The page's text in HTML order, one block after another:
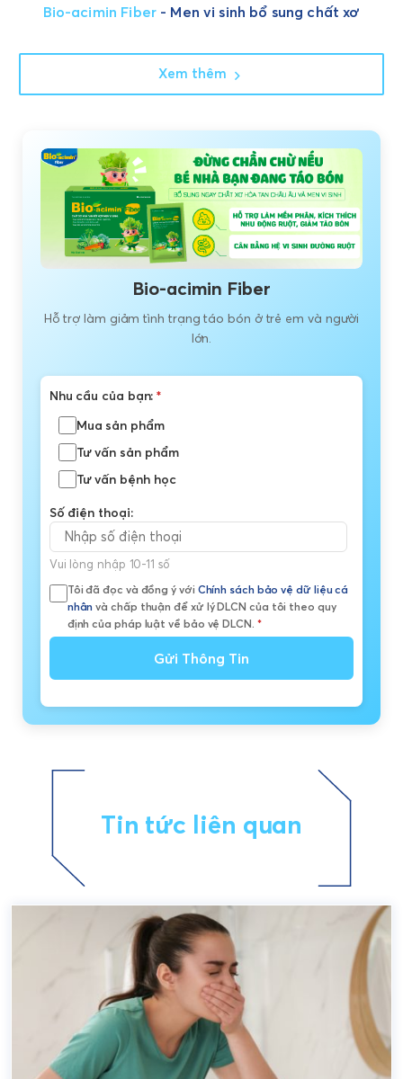
Bio-acimin Fiber- Men vi sinh bổ sung chất xơ
Xem thêm
Bio-acimin Fiber
Hỗ trợ làm giảm tình trạng táo bón ở trẻ em và người
lớn.
Nhu cầu của bạn:*
Mua sản phẩm
Tư vấn sản phẩm
Tư vấn bệnh học
Số điện thoại:
Vui lòng nhập 10-11 số
Tôi đã đọc và đồng ý với Chính sách bảo vệ dữ liệu cá
nhân và chấp thuận để xử lý DLCN của tôi theo quy
định của pháp luật về bảo vệ DLCN. *
Gửi Thông Tin
Tin tức liên quan